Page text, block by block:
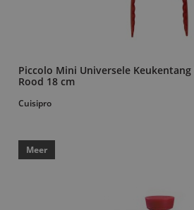
Piccolo Mini Universele Keukentang
Rood 18 cm
Cuisipro
Meer